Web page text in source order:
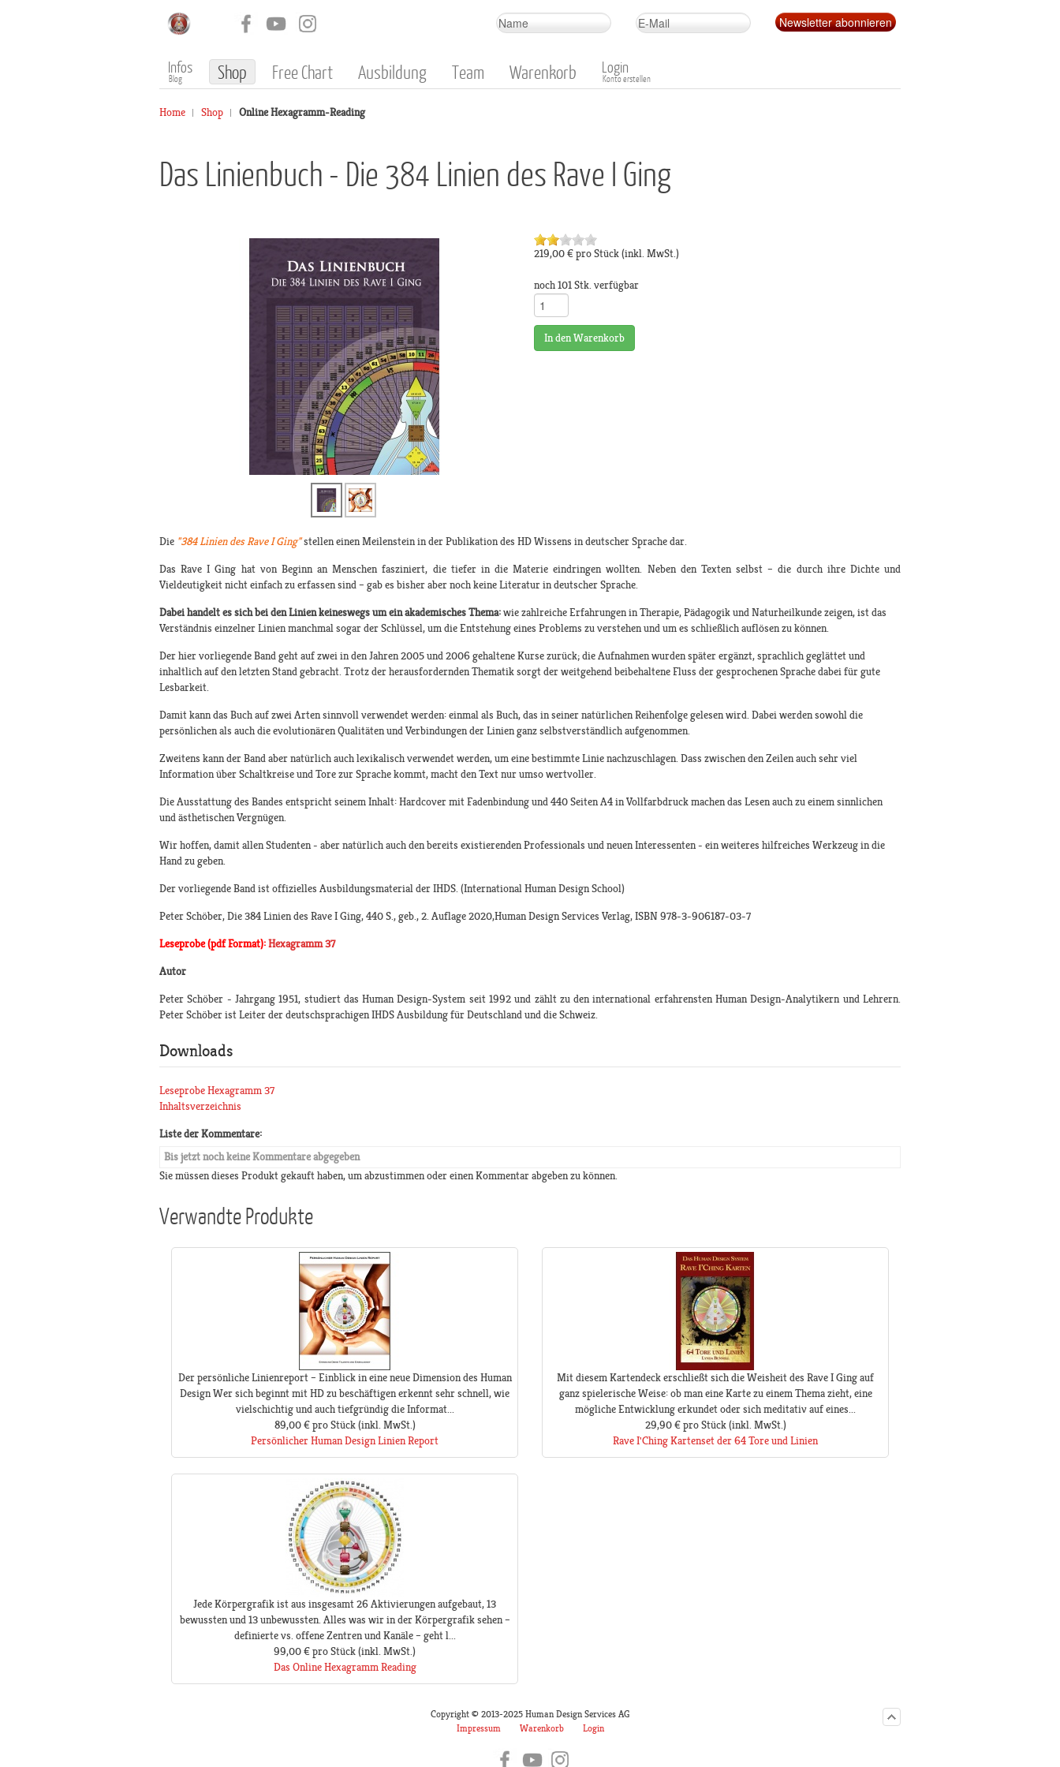
Infos
Blog Shop Free Chart Ausbildung Team Warenkorb Login
Konto erstellen
Home Shop Online Hexagramm-Reading
Das Linienbuch - Die 384 Linien des Rave I Ging
219,00 €pro Stück(inkl. MwSt.)
noch 101 Stk. verfügbar
In den Warenkorb
Die "384 Linien des Rave I Ging"stellen einen Meilenstein in der Publikation des HD Wissens in deutscher Sprache dar.
Das Rave I Ging hat von Beginn an Menschen fasziniert, die tiefer in die Materie eindringen wollten. Neben den Texten selbst – die durch ihre Dichte und
Vieldeutigkeit nicht einfach zu erfassen sind – gab es bisher aber noch keine Literatur in deutscher Sprache.
Dabei handelt es sich bei den Linien keineswegs um ein akademisches Thema:wie zahlreiche Erfahrungen in Therapie, Pädagogik und Naturheilkunde zeigen, ist das
Verständnis einzelner Linien manchmal sogar der Schlüssel, um die Entstehung eines Problems zu verstehen und um es schließlich auflösen zu können.
Der hier vorliegende Band geht auf zwei in den Jahren 2005 und 2006 gehaltene Kurse zurück; die Aufnahmen wurden später ergänzt, sprachlich geglättet und
inhaltlich auf den letzten Stand gebracht. Trotz der herausfordernden Thematik sorgt der weitgehend beibehaltene Fluss der gesprochenen Sprache dabei für gute
Lesbarkeit.
Damit kann das Buch auf zwei Arten sinnvoll verwendet werden: einmal als Buch, das in seiner natürlichen Reihenfolge gelesen wird. Dabei werden sowohl die
persönlichen als auch die evolutionären Qualitäten und Verbindungen der Linien ganz selbstverständlich aufgenommen.
Zweitens kann der Band aber natürlich auch lexikalisch verwendet werden, um eine bestimmte Linie nachzuschlagen. Dass zwischen den Zeilen auch sehr viel
Information über Schaltkreise und Tore zur Sprache kommt, macht den Text nur umso wertvoller.
Die Ausstattung des Bandes entspricht seinem Inhalt: Hardcover mit Fadenbindung und 440 Seiten A4 in Vollfarbdruck machen das Lesen auch zu einem sinnlichen
und ästhetischen Vergnügen.
Wir hoffen, damit allen Studenten - aber natürlich auch den bereits existierenden Professionals und neuen Interessenten - ein weiteres hilfreiches Werkzeug in die
Hand zu geben.
Der vorliegende Band ist offizielles Ausbildungsmaterial der IHDS. (International Human Design School)
Peter Schöber, Die 384 Linien des Rave I Ging, 440 S., geb., 2. Auflage 2020,Human Design Services Verlag, ISBN 978-3-906187-03-7
Leseprobe (pdf Format):Hexagramm 37
Autor
Peter Schöber - Jahrgang 1951, studiert das Human Design-System seit 1992 und zählt zu den international erfahrensten Human Design-Analytikern und Lehrern.
Peter Schöber ist Leiter der deutschsprachigen IHDS Ausbildung für Deutschland und die Schweiz.
Downloads
Leseprobe Hexagramm 37
Inhaltsverzeichnis
Liste der Kommentare:
Bis jetzt noch keine Kommentare abgegeben
Sie müssen dieses Produkt gekauft haben, um abzustimmen oder einen Kommentar abgeben zu können.
Verwandte Produkte
Der persönliche Linienreport – Einblick in eine neue Dimension des Human
Design Wer sich beginnt mit HD zu beschäftigen erkennt sehr schnell, wie
vielschichtig und auch tiefgründig die Informat...
89,00 € pro Stück(inkl. MwSt.)
Persönlicher Human Design Linien Report
Mit diesem Kartendeck erschließt sich die Weisheit des Rave I Ging auf
ganz spielerische Weise: ob man eine Karte zu einem Thema zieht, eine
mögliche Entwicklung erkundet oder sich meditativ auf eines...
29,90 € pro Stück(inkl. MwSt.)
Rave I'Ching Kartenset der 64 Tore und Linien
Jede Körpergrafik ist aus insgesamt 26 Aktivierungen aufgebaut, 13
bewussten und 13 unbewussten. Alles was wir in der Körpergrafik sehen –
definierte vs. offene Zentren und Kanäle – geht l...
99,00 €pro Stück(inkl. MwSt.)
Das Online Hexagramm Reading
Copyright © 2013-2025 Human Design Services AG
Impressum
Warenkorb Login